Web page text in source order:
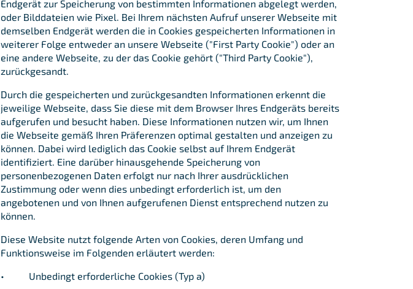
Endgerät zur Speicherung von bestimmten Informationen abgelegt werden,
oder Bilddateien wie Pixel. Bei Ihrem nächsten Aufruf unserer Webseite mit
demselben Endgerät werden die in Cookies gespeicherten Informationen in
weiterer Folge entweder an unsere Webseite ("First Party Cookie") oder an
eine andere Webseite, zu der das Cookie gehört ("Third Party Cookie"),
zurückgesandt.
Durch die gespeicherten und zurückgesandten Informationen erkennt die
jeweilige Webseite, dass Sie diese mit dem Browser Ihres Endgeräts bereits
aufgerufen und besucht haben. Diese Informationen nutzen wir, um Ihnen
die Webseite gemäß Ihren Präferenzen optimal gestalten und anzeigen zu
können. Dabei wird lediglich das Cookie selbst auf Ihrem Endgerät
identifiziert. Eine darüber hinausgehende Speicherung von
personenbezogenen Daten erfolgt nur nach Ihrer ausdrücklichen
Zustimmung oder wenn dies unbedingt erforderlich ist, um den
angebotenen und von Ihnen aufgerufenen Dienst entsprechend nutzen zu
können.
Diese Website nutzt folgende Arten von Cookies, deren Umfang und
Funktionsweise im Folgenden erläutert werden:
• Unbedingt erforderliche Cookies (Typ a)